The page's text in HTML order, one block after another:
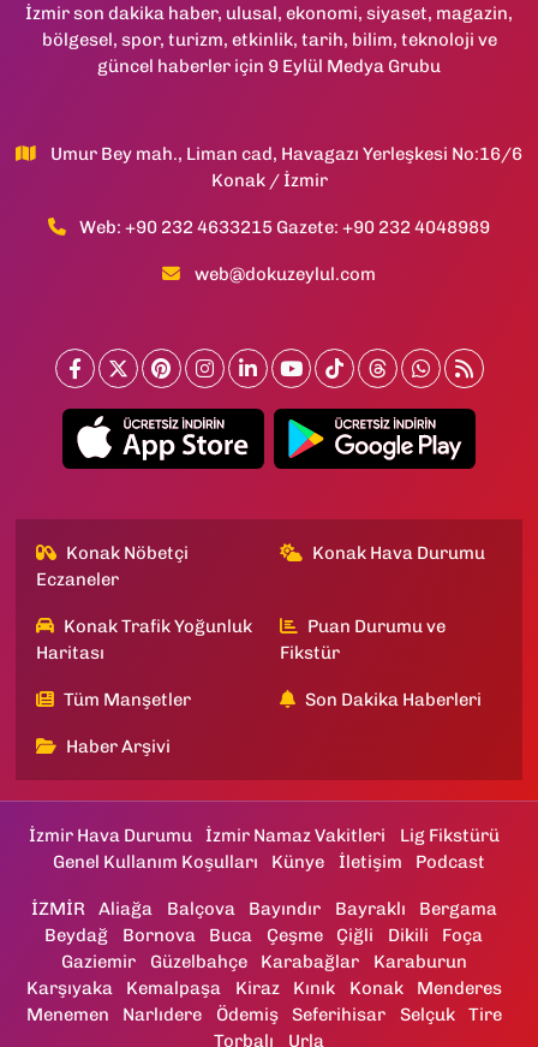
İzmir son dakika haber, ulusal, ekonomi, siyaset, magazin,
bölgesel, spor, turizm, etkinlik, tarih, bilim, teknoloji ve
güncel haberler için 9 Eylül Medya Grubu
Umur Bey mah., Liman cad, Havagazı Yerleşkesi No:16/6
Konak / İzmir
Web: +90 232 4633215 Gazete: +90 232 4048989
web@dokuzeylul.com
Konak Nöbetçi
Eczaneler
Konak Hava Durumu
Konak Trafik Yoğunluk
Haritası
Puan Durumu ve
Fikstür
Tüm Manşetler Son Dakika Haberleri
Haber Arşivi
İzmir Hava Durumu İzmir Namaz Vakitleri
Lig Fikstürü
Genel Kullanım Koşulları
Künye İletişim Podcast
İZMİR Aliağa Balçova Bayındır Bayraklı
Bergama
Beydağ
Bornova Buca Çeşme Çiğli Dikili
Foça
Gaziemir
Güzelbahçe Karabağlar
Karaburun
Karşıyaka
Kemalpaşa Kiraz Kınık Konak
Menderes
Menemen
Narlıdere Ödemiş Seferihisar Selçuk
Tire
Torbalı
Urla